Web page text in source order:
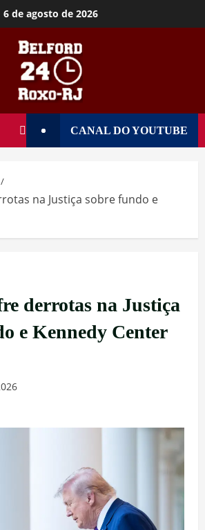
6 de agosto de 2026
CANAL DO YOUTUBE
na Justiça sobre fundo e
derrotas na Justiça
e Kennedy Center